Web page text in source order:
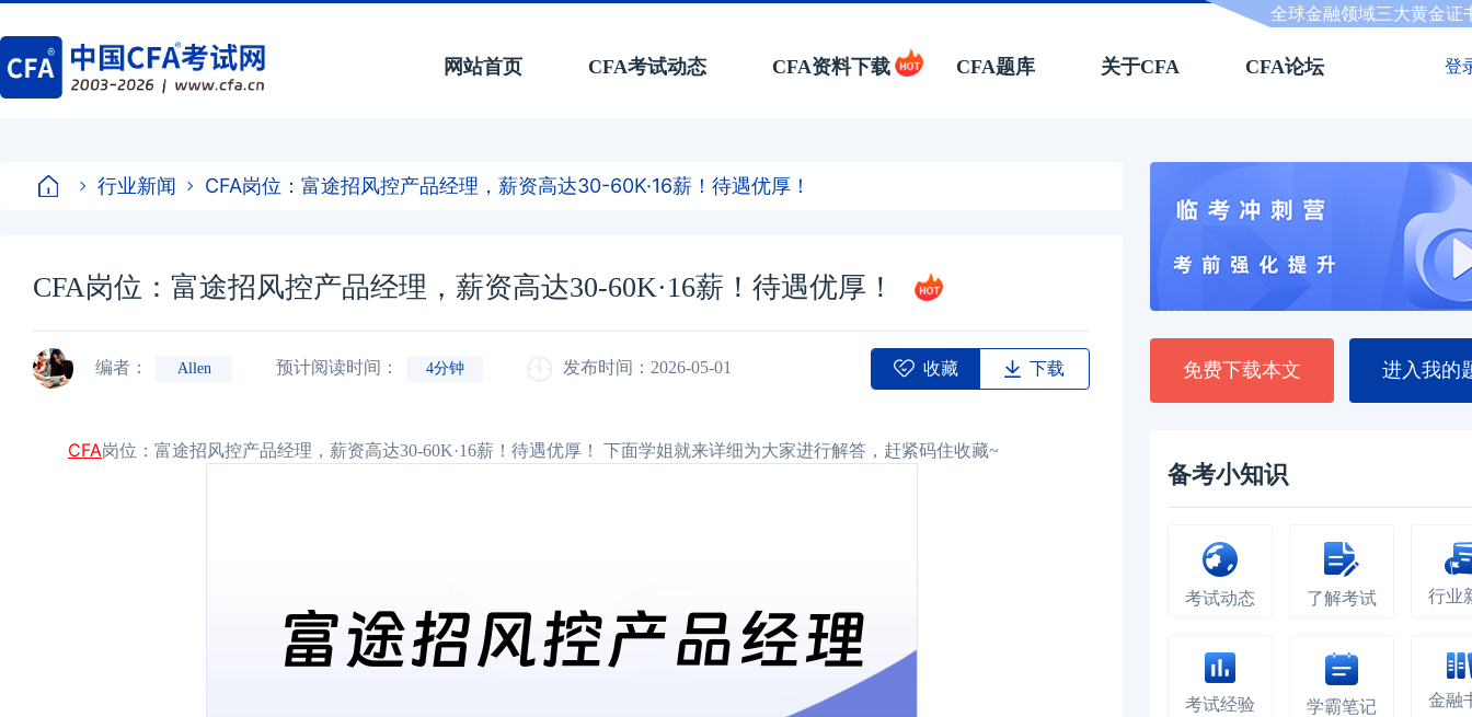
全球金融领域三大黄金证
网站首页 CFA考试动态 CFA资料下载 CFA题库 关于CFA CFA论坛 登
行业新闻 CFA岗位：富途招风控产品经理，薪资高达30-60K·16薪！待遇优厚！
CFA岗位：富途招风控产品经理，薪资高达30-60K·16薪！待遇优厚！
编者： Allen 预计阅读时间： 4分钟 发布时间：2026-05-01 收藏 下载
CFA岗位：富途招风控产品经理，薪资高达30-60K·16薪！待遇优厚！ 下面学姐就来详细为大家进行解答，赶紧码住收藏~
免费下载本文 进入我的
备考小知识
考试动态 了解考试 行业
考试经验 学霸笔记 金融